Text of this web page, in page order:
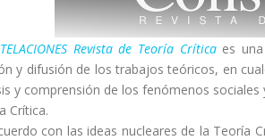
Revista de Teoría Críticaes una
y difusión de los trabajos teóricos, en
y comprensión de los fenómenos
Crítica.
con las ideas nucleares de la Teoría